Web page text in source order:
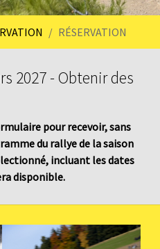
RÉSERVATION
2027 - Obtenir des
pour recevoir, sans
du rallye de la saison
incluant les dates
disponible.